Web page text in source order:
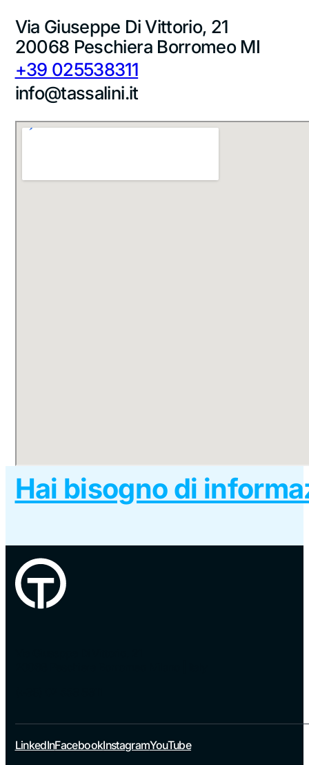
Via Giuseppe Di Vittorio, 21
20068 Peschiera Borromeo MI
+39 025538311
info@tassalini.it
Hai bisogno di
LinkedInFacebookInstagramYouTube